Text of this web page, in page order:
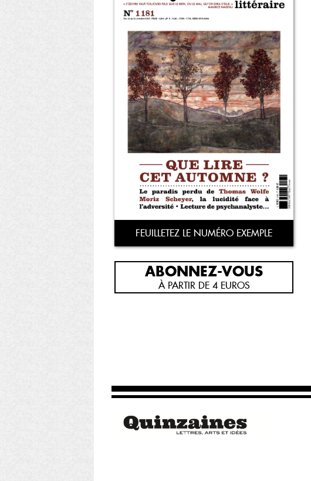
FEUILLETEZ LE NUMÉRO EXEMPLE
ABONNEZ-VOUS
À PARTIR DE 4 EUROS